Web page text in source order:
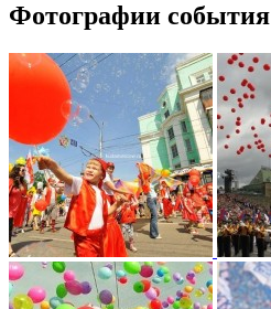
Фотографии события